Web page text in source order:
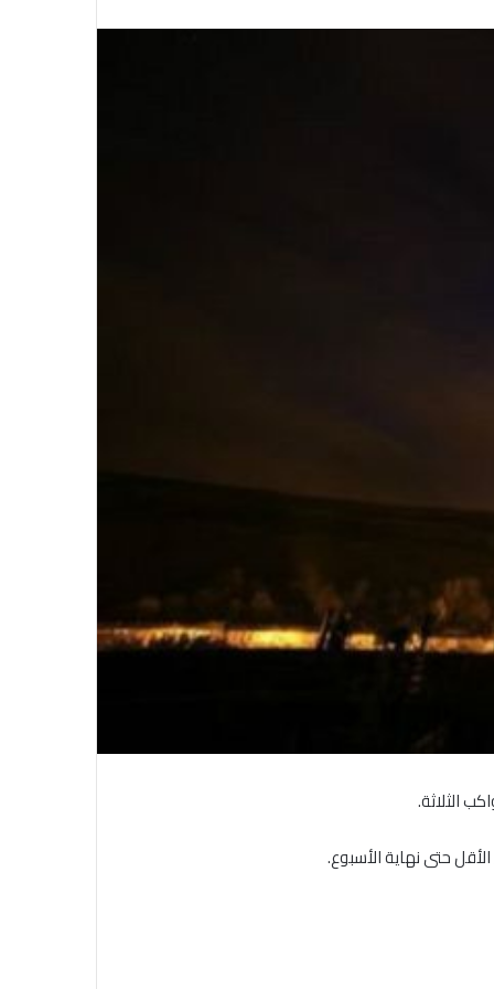
الثلاثة.
حتى نهاية الأسبوع.
“الأهرام” تحتفى بذكرى شاعر الشباب
تحويل رواية الدكتور سلطان القاسمى